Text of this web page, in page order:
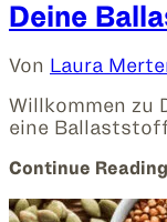
Deine
Von Laura
Willkommen zu
eine
Continue Reading